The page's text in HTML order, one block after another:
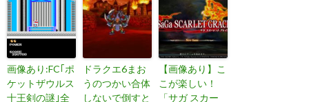
画像あり:FC｢ポ
ケットザウルス
十王剣の謎｣全
ドラクエ6まお
うのつかい合体
しないで倒すと
【画像あり】こ
こが楽しい！
「サガ スカー